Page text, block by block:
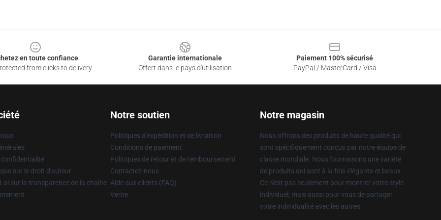
en toute confiance
from clicks to delivery
Garantie internationale
Offert dans le pays d'utilisation
Paiement 100% sécurisé
PayPal / MasterCard / Visa
confidentialité
sur le droit d'auteur
sur la transparence de la chaîne
Notre soutien
Politiques d'expédition et de livraison
Conditions de paiement
Politiques de retour et de remboursement
Contactez-nous
Aide aux clients (FAQ)
Vente
Notre magasin
Nous offrons des produits de haute qualité qui
sont spécifiquement conçus par notre équipe de
classe mondiale. Nous fournissons une variété
de produits qui sont à la fois élégants et beaux.
Ce n'est pas seulement pour montrer votre style
individuel, mais aussi pour vous de partager
votre individualité avec les autres.